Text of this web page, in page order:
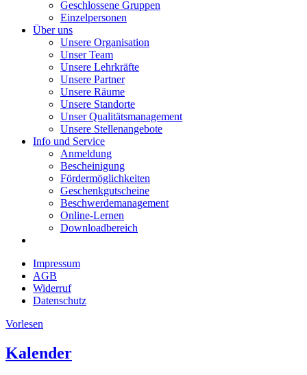
Geschlossene Gruppen
Einzelpersonen
Über uns
Unsere Organisation
Unser Team
Unsere Lehrkräfte
Unsere Partner
Unsere Räume
Unsere Standorte
Unser Qualitätsmanagement
Unsere Stellenangebote
Info und Service
Anmeldung
Bescheinigung
Fördermöglichkeiten
Geschenkgutscheine
Beschwerdemanagement
Online-Lernen
Downloadbereich
Impressum
AGB
Widerruf
Datenschutz
Vorlesen
Kalender